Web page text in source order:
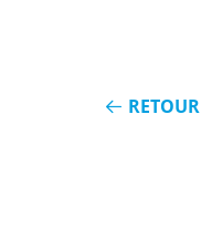
RETOUR